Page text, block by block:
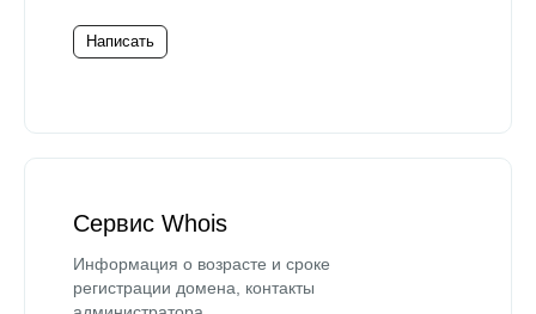
Написать
Сервис Whois
Информация о возрасте и сроке
регистрации домена, контакты